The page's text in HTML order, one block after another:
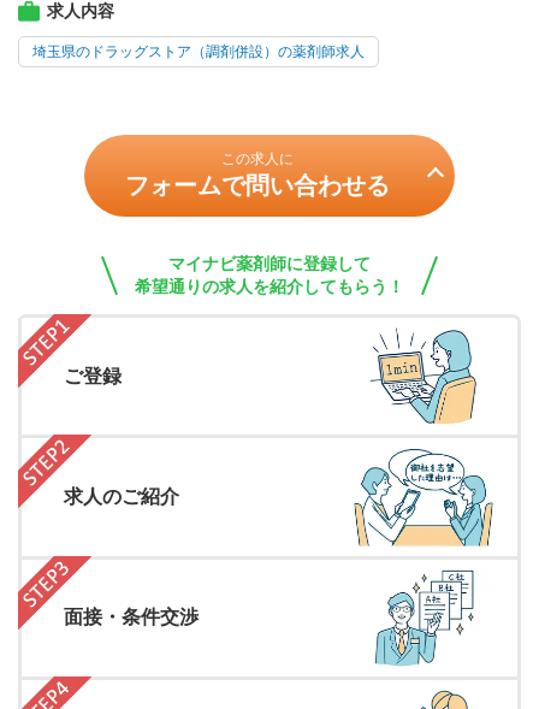
求人内容
埼玉県のドラッグストア（調剤併設）の薬剤師求人
この求人に
フォームで問い合わせる
マイナビ薬剤師に登録して
希望通りの求人を紹介してもらう！
ご登録
求人のご紹介
面接・条件交渉